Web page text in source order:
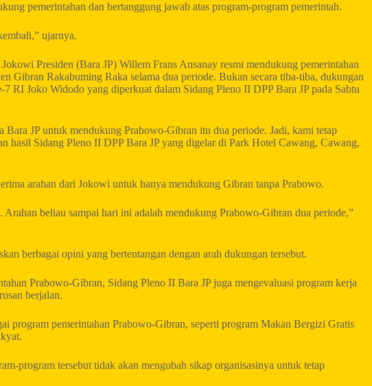
pemerintahan dan bertanggung jawab atas program-program pemerintah.
ujarnya.
Presiden (Bara JP) Willem Frans Ansanay resmi mendukung pemerintahan
Gibran Rakabuming Raka selama dua periode. Bukan secara tiba-tiba, dukungan
7 RI Joko Widodo yang diperkuat dalam Sidang Pleno II DPP Bara JP pada Sabtu
Bara JP untuk mendukung Prabowo-Gibran itu dua periode. Jadi, kami tetap
hasil Sidang Pleno II DPP Bara JP yang digelar di Park Hotel Cawang, Cawang,
arahan dari Jokowi untuk hanya mendukung Gibran tanpa Prabowo.
Arahan beliau sampai hari ini adalah mendukung Prabowo-Gibran dua periode,”
berbagai opini yang bertentangan dengan arah dukungan tersebut.
Prabowo-Gibran, Sidang Pleno II Bara JP juga mengevaluasi program kerja
berjalan.
program pemerintahan Prabowo-Gibran, seperti program Makan Bergizi Gratis
program tersebut tidak akan mengubah sikap organisasinya untuk tetap